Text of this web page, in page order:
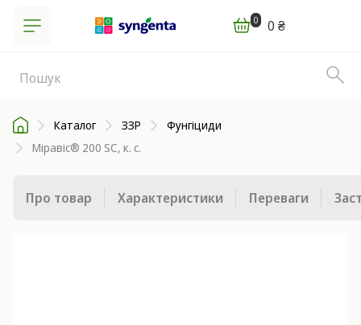
0 0 ₴
Каталог ЗЗР
Фунгіциди
Міравіс® 200 SC, к. с.
Про товар Характеристики Переваги